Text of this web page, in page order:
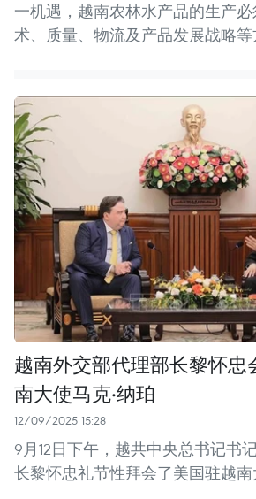
一机遇，越南农林水产品的生产
术、质量、物流及产品发展战略等
越南外交部代理部长黎怀忠
南大使马克·纳珀
12/09/2025 15:28
9月12日下午，越共中央总书记书
长黎怀忠礼节性拜会了美国驻越南